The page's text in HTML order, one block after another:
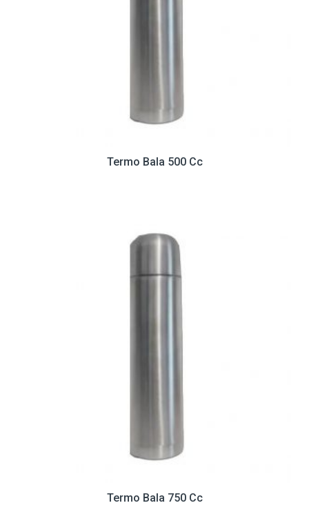
Termo Bala 500 Cc
Termo Bala 750 Cc